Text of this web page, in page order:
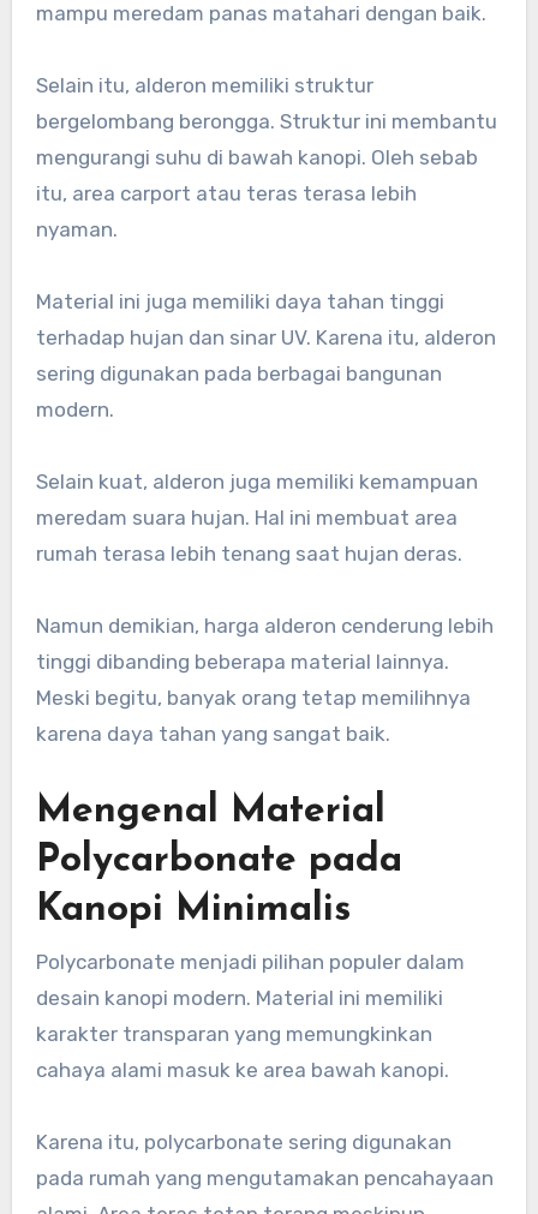
mampu meredam panas matahari dengan baik.
Selain itu, alderon memiliki struktur
bergelombang berongga. Struktur ini membantu
mengurangi suhu di bawah kanopi. Oleh sebab
itu, area carport atau teras terasa lebih
nyaman.
Material ini juga memiliki daya tahan tinggi
terhadap hujan dan sinar UV. Karena itu, alderon
sering digunakan pada berbagai bangunan
modern.
Selain kuat, alderon juga memiliki kemampuan
meredam suara hujan. Hal ini membuat area
rumah terasa lebih tenang saat hujan deras.
Namun demikian, harga alderon cenderung lebih
tinggi dibanding beberapa material lainnya.
Meski begitu, banyak orang tetap memilihnya
karena daya tahan yang sangat baik.
Mengenal Material
Polycarbonate pada
Kanopi Minimalis
Polycarbonate menjadi pilihan populer dalam
desain kanopi modern. Material ini memiliki
karakter transparan yang memungkinkan
cahaya alami masuk ke area bawah kanopi.
Karena itu, polycarbonate sering digunakan
pada rumah yang mengutamakan pencahayaan